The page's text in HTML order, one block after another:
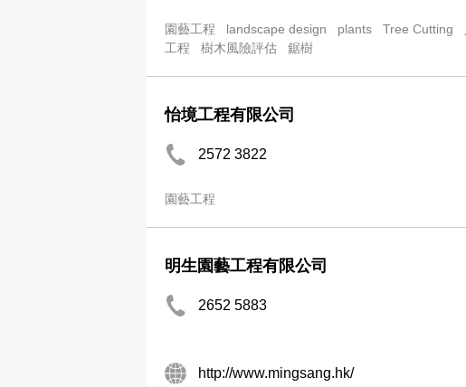
園藝工程 landscape design plants Tree Cutting
工程
樹木風險評估 鋸樹
怡境工程有限公司
2572 3822
園藝工程
明生園藝工程有限公司
2652 5883
http://www.mingsang.hk/